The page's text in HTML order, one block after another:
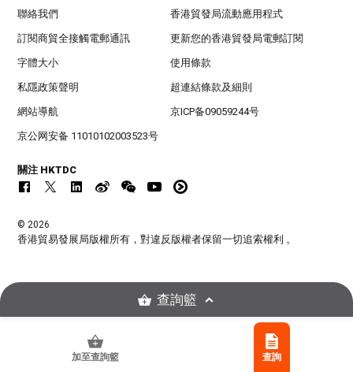
加至查詢籃 查詢
聯絡我們 香港貿發局流動應用程式
訂閱商貿全接觸電郵通訊 更新您的香港貿發局電郵訂閱
字體大小 使用條款
私隱政策聲明 超連結條款及細則
網站導航 京ICP备09059244号
京公网安备 11010102003523号
關注 HKTDC
© 2026
香港貿易發展局版權所有，對違反版權者保留一切追索權利 。
查詢籃